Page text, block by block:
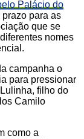
Palácio do
para as
que se
nomes
campanha o
para pressionar
filho do
Camilo
como a